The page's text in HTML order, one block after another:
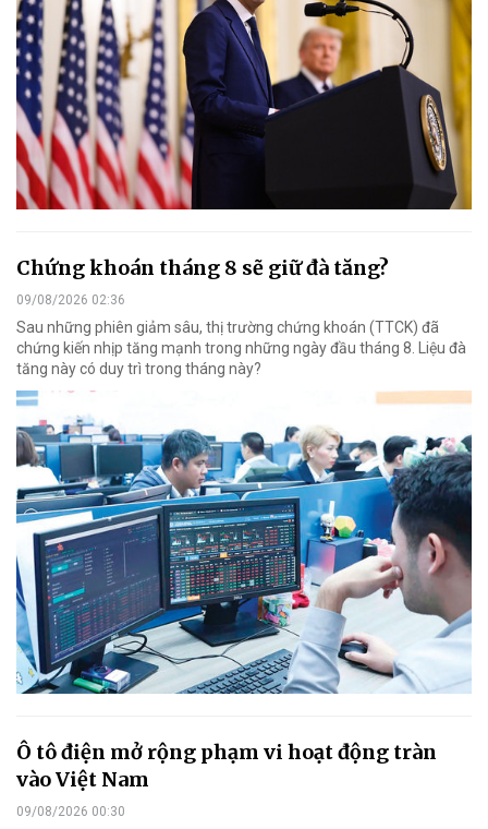
Chứng khoán tháng 8 sẽ giữ đà tăng?
09/08/2026 02:36
Sau những phiên giảm sâu, thị trường chứng khoán (TTCK) đã
chứng kiến nhịp tăng mạnh trong những ngày đầu tháng 8. Liệu đà
tăng này có duy trì trong tháng này?
Ô tô điện mở rộng phạm vi hoạt động tràn
vào Việt Nam
09/08/2026 00:30